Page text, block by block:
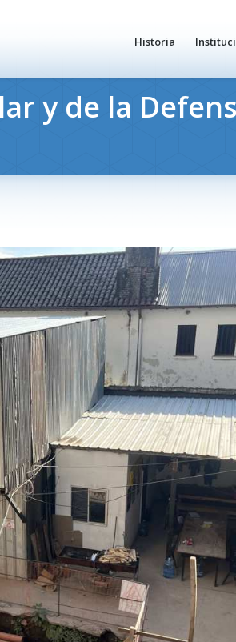
Historia
y de la